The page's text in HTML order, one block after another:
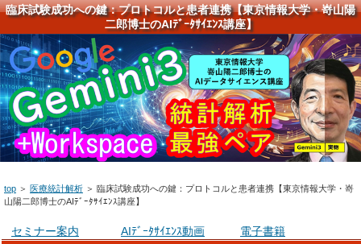
臨床試験成功への鍵：プロトコルと患者連携【東京情報大学・嵜山陽
二郎博士のAIﾃﾞｰﾀｻｲｴﾝｽ講座】
top ＞ 医療統計解析 ＞ 臨床試験成功への鍵：プロトコルと患者連携【東京情報大学・嵜
山陽二郎博士のAIﾃﾞｰﾀｻｲｴﾝｽ講座】
セミナー案内 AIﾃﾞｰﾀｻｲｴﾝｽ動画 電子書籍